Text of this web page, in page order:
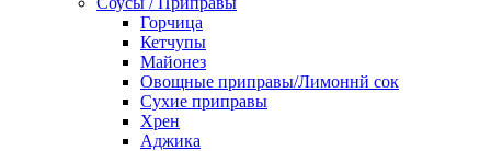
Горчица
Кетчупы
Майонез
Овощные приправы/Лимоннй сок
Сухие приправы
Хрен
Аджика